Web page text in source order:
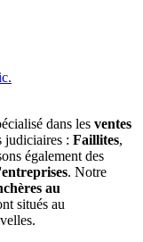
dans les ventes
judiciaires : Faillites,
également des
. Notre
au
situés au